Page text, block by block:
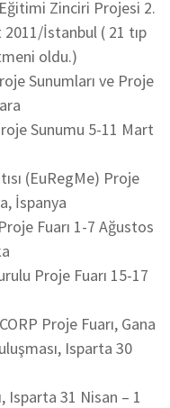
Zinciri Projesi 2.
İstanbul ( 21 tıp
oldu.)
Sunumları ve Proje
Sunumu 5-11 Mart
(EuRegMe) Proje
İspanya
Fuarı 1-7 Ağustos
Proje Fuarı 15-17
Proje Fuarı, Gana
Isparta 30
Isparta 31 Nisan – 1